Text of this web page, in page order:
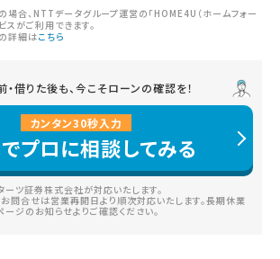
合、NTTデータグループ運営の「HOME4U（ホームフォー
スがご利用できます。
詳細はこちら
・借りた後も、今こそローンの確認を！
カンタン30秒入力
プロに相談してみる
ツ証券株式会社が対応いたします。
問合せは営業再開日より順次対応いたします。長期休業
ジのお知らせよりご確認ください。